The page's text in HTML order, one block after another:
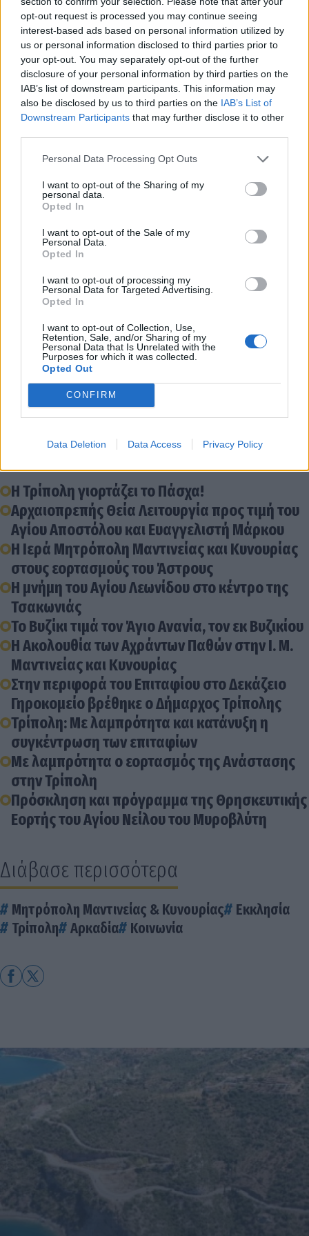
opt-out request is processed you may continue seeing
interest-based ads based on personal information utilized by
us or personal information disclosed to third parties prior to
your opt-out. You may separately opt-out of the further
disclosure of your personal information by third parties on the
IAB’s list of downstream participants. This information may
also be disclosed by us to third parties on the IAB’s List of
Downstream Participants that may further disclose it to other
Personal Data Processing Opt Outs
I want to opt-out of the Sharing of my
personal data.
Opted In
I want to opt-out of the Sale of my
Personal Data.
Opted In
I want to opt-out of processing my
Personal Data for Targeted Advertising.
Opted In
I want to opt-out of Collection, Use,
Retention, Sale, and/or Sharing of my
Personal Data that Is Unrelated with the
Purposes for which it was collected.
Opted Out
CONFIRM
Data Deletion Data Access Privacy Policy
αναδημιουργίας, που όλα αυτά σημαίνουν Πάσχα.
Παράλληλα ευχαρίστησε τους Ιερείς και τις
ιερατικές οικογένειες, αλλά και τους ιεροψάλτες για
την ανταπόκρισή τους στην διακονία τους.
Με το πέρας του Εσπερινού ο Μητροπολίτης
διένειμε σε Ιερείς, άρχοντες και πιστούς κόκκινα
αυγά αναφωνώντας τον Αναστάσιμο χαιρετισμό
“Χριστός Ανέστη”
Gallery image
Διάβασε σχετικά
Η Τρίπολη γιορτάζει το Πάσχα!
Αρχαιοπρεπής Θεία Λειτουργία προς τιμή του
Αγίου Αποστόλου και Ευαγγελιστή Μάρκου
Η Ιερά Μητρόπολη Μαντινείας και Κυνουρίας
στους εορτασμούς του Άστρους
Η μνήμη του Αγίου Λεωνίδου στο κέντρο της
Τσακωνιάς
Το Βυζίκι τιμά τον Άγιο Ανανία, τον εκ Βυζικίου
Η Ακολουθία των Αχράντων Παθών στην Ι. Μ.
Μαντινείας και Κυνουρίας
Στην περιφορά του Επιταφίου στο Δεκάζειο
Γηροκομείο βρέθηκε ο Δήμαρχος Τρίπολης
Τρίπολη: Με λαμπρότητα και κατάνυξη η
συγκέντρωση των επιταφίων
Με λαμπρότητα ο εορτασμός της Ανάστασης
στην Τρίπολη
Πρόσκληση και πρόγραμμα της Θρησκευτικής
Εορτής του Αγίου Νείλου του Μυροβλύτη
Διάβασε περισσότερα
Μητρόπολη Μαντινείας & Κυνουρίας
Εκκλησία
Τρίπολη
Αρκαδία Κοινωνία